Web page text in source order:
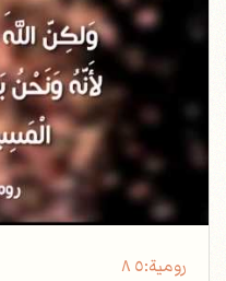
رومية٥‫:‬ ٨